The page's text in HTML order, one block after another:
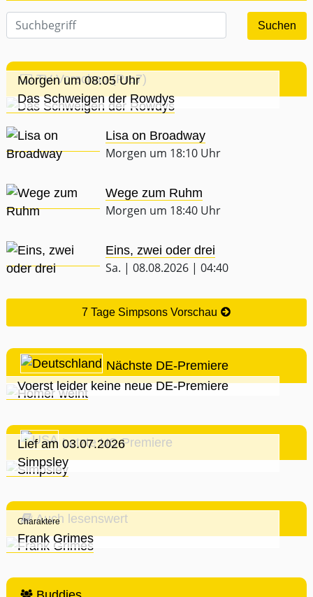
TV-Vorschau (Pro7)
Morgen um 08:05 Uhr
Das Schweigen der Rowdys
Lisa on Broadway
Morgen um 18:10 Uhr
Wege zum Ruhm
Morgen um 18:40 Uhr
Eins, zwei oder drei
Sa. | 08.08.2026 | 04:40
7 Tage Simpsons Vorschau
Nächste DE-Premiere
Voerst leider keine neue DE-Premiere
Letzte US-Premiere
Lief am 03.07.2026
Simpsley
Auch lesenswert
Charaktere
Frank Grimes